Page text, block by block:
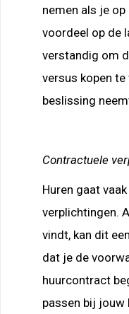
nemen als je
voordeel op de
verstandig om
versus kopen
beslissing
Contractuele
Huren gaat
verplichtingen.
vindt, kan dit
dat je de
huurcontract
passen bij jouw